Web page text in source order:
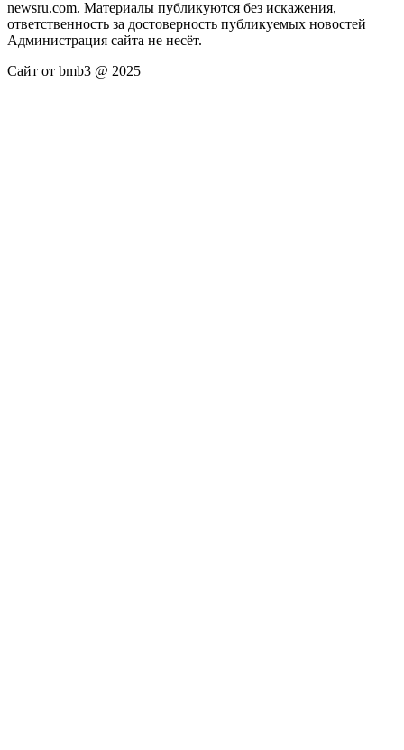
newsru.com. Материалы публикуются без искажения,
ответственность за достоверность публикуемых новостей
Администрация сайта не несёт.
Сайт от bmb3 @ 2025